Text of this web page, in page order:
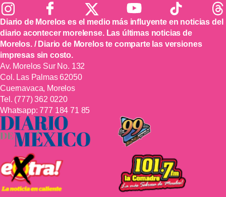
Diario de Morelos es el medio más influyente en noticias del
diario acontecer morelense. Las últimas noticias de
Morelos. / Diario de Morelos te comparte las versiones
impresas sin costo.
Av. Morelos Sur No. 132
Col. Las Palmas 62050
Cuernavaca, Morelos
Tel. (777) 362 0220
Whatsapp:777 184 71 85